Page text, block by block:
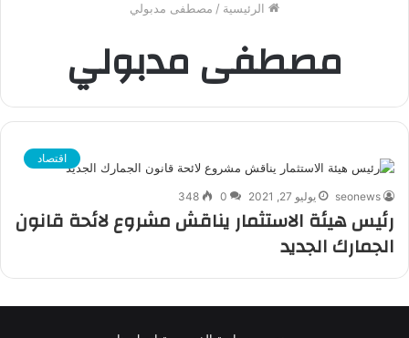
الرئيسية / مصطفى مدبولي
مصطفى مدبولي
اقتصاد
seonews يوليو 27, 2021 0
348
رئيس هيئة الاستثمار يناقش مشروع لائحة قانون
الجمارك الجديد